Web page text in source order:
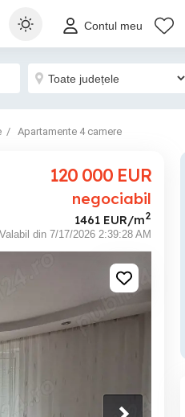
Contul meu
Apartamente 4 camere
120 000 EUR
negociabil
1461 EUR/m2
Valabil din 7/17/2026 2:39:28 AM